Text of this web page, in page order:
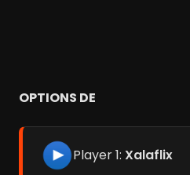
OPTIONS DE
Player 1: Xalaflix